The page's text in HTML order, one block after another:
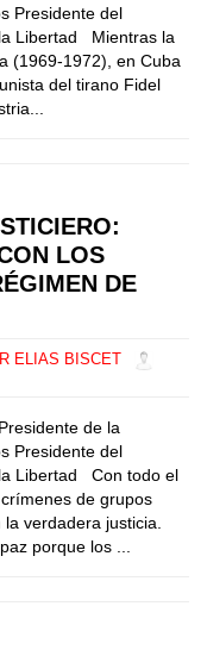
Presidente del
Libertad Mientras la
(1969-1972), en Cuba
del tirano Fidel
LOS
DE
ELIAS BISCET
de la
Presidente del
Libertad Con todo el
de grupos
verdadera justicia.
porque los ...